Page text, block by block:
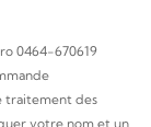
0464-670619
traitement des
votre nom et un